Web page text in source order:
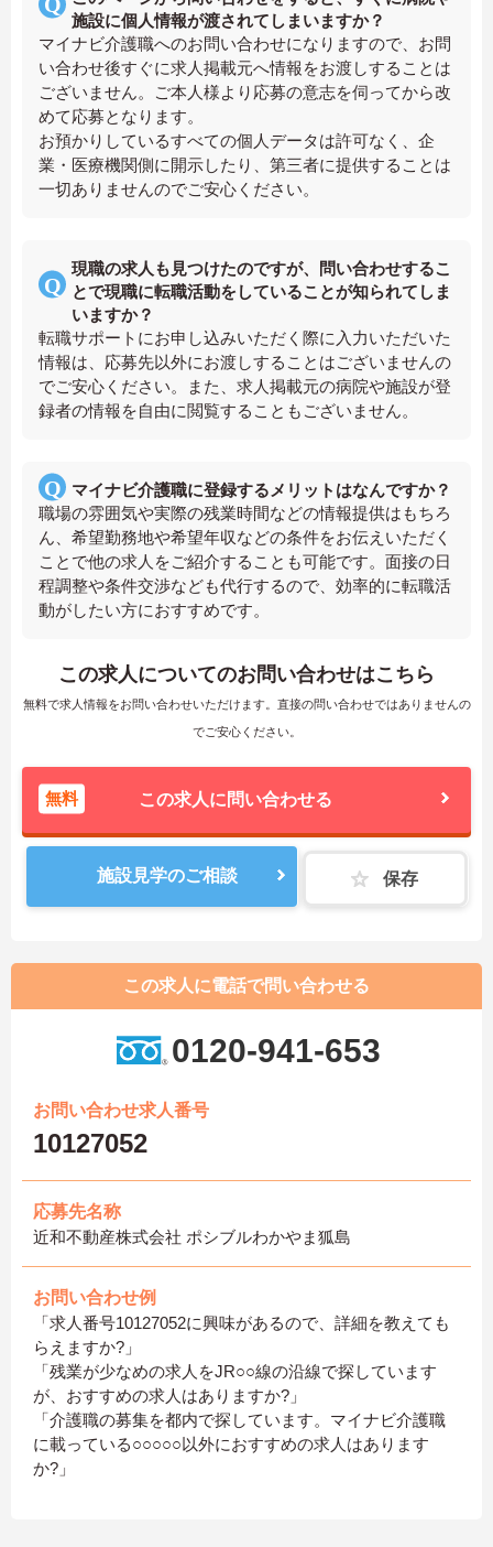
施設に個人情報が渡されてしまいますか？
マイナビ介護職へのお問い合わせになりますので、お問
い合わせ後すぐに求人掲載元へ情報をお渡しすることは
ございません。ご本人様より応募の意志を伺ってから改
めて応募となります。
お預かりしているすべての個人データは許可なく、企
業・医療機関側に開示したり、第三者に提供することは
一切ありませんのでご安心ください。
現職の求人も見つけたのですが、問い合わせするこ
とで現職に転職活動をしていることが知られてしま
いますか？
転職サポートにお申し込みいただく際に入力いただいた
情報は、応募先以外にお渡しすることはございませんの
でご安心ください。また、求人掲載元の病院や施設が登
録者の情報を自由に閲覧することもございません。
マイナビ介護職に登録するメリットはなんですか？
職場の雰囲気や実際の残業時間などの情報提供はもちろ
ん、希望勤務地や希望年収などの条件をお伝えいただく
ことで他の求人をご紹介することも可能です。面接の日
程調整や条件交渉なども代行するので、効率的に転職活
動がしたい方におすすめです。
この求人についてのお問い合わせはこちら
無料で求人情報をお問い合わせいただけます。直接の問い合わせではありませんの
でご安心ください。
無料 この求人に問い合わせる
施設見学のご相談 保存
この求人に電話で問い合わせる
0120-941-653
お問い合わせ求人番号
10127052
応募先名称
近和不動産株式会社 ポシブルわかやま狐島
お問い合わせ例
「求人番号10127052に興味があるので、詳細を教えても
らえますか?」
「残業が少なめの求人をJR○○線の沿線で探しています
が、おすすめの求人はありますか?」
「介護職の募集を都内で探しています。マイナビ介護職
に載っている○○○○○以外におすすめの求人はあります
か?」